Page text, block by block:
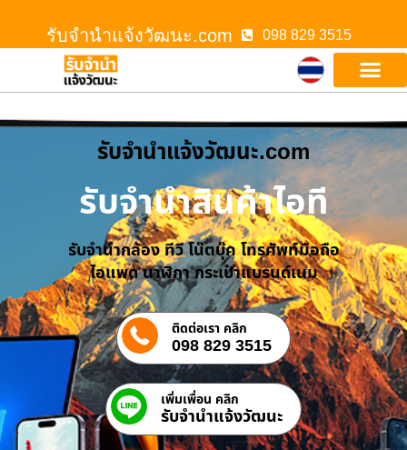
รับจํานําแจ้งวัฒนะ.com 098 829 3515
รับจํานําแจ้งวัฒนะ.com
รับจำนำสินค้าไอที
รับจำนำกล้อง ทีวี โน๊ตบุ๊ค โทรศัพท์มือถือ
ไอแพด นาฬิกา กระเป๋าแบรนด์เนม
ติดต่อเรา คลิก
098 829 3515
เพิ่มเพื่อน คลิก
รับจํานําแจ้งวัฒนะ